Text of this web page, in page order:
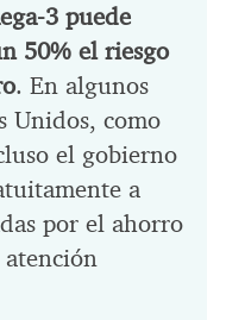
3 puede
50% el riesgo
. En algunos
Unidos, como
el gobierno
a
por el ahorro
atención